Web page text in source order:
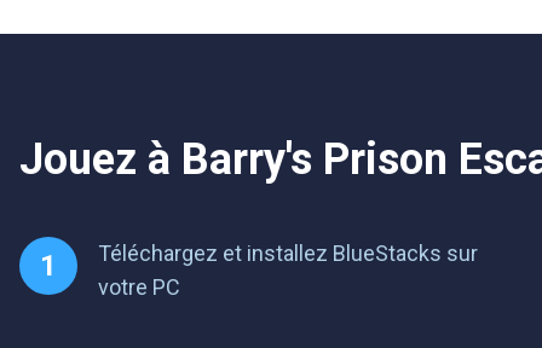
Jouez à Barry's Prison
Téléchargez et installez BlueStacks sur
votre PC